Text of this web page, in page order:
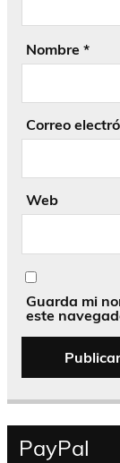
Nombre *
Correo
Web
Guarda mi
este
PayPal